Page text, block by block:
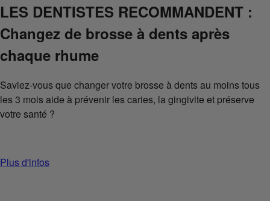
LES DENTISTES RECOMMANDENT :
Changez de brosse à dents après
chaque rhume
Saviez-vous que changer votre brosse à dents au moins tous
les 3 mois aide à prévenir les caries, la gingivite et préserve
votre santé ?
Plus d'infos